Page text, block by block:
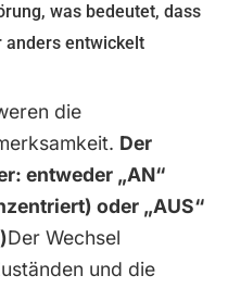
was bedeutet, dass
anders entwickelt
die
Der
entweder „AN“
oder „AUS“
Der Wechsel
und die